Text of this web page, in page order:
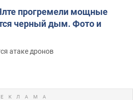
прогремели мощные
черный дым. Фото и
атаке дронов